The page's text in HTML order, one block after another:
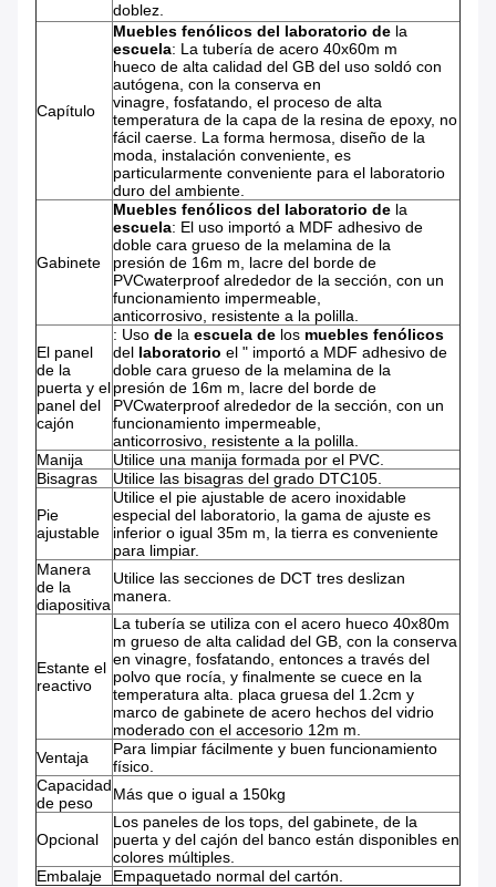
doblez.
Capítulo
Muebles fenólicos del laboratorio de la
escuela: La tubería de acero 40x60m m
hueco de alta calidad del GB del uso soldó con
autógena, con la conserva en
vinagre, fosfatando, el proceso de alta
temperatura de la capa de la resina de epoxy, no
fácil caerse. La forma hermosa, diseño de la
moda, instalación conveniente, es
particularmente conveniente para el laboratorio
duro del ambiente.
Gabinete
Muebles fenólicos del laboratorio de la
escuela: El uso importó a MDF adhesivo de
doble cara grueso de la melamina de la
presión de 16m m, lacre del borde de
PVCwaterproof alrededor de la sección, con un
funcionamiento impermeable,
anticorrosivo, resistente a la polilla.
El panel
de la
puerta y el
panel del
cajón
: Uso de la escuela de los muebles fenólicos
del laboratorio el " importó a MDF adhesivo de
doble cara grueso de la melamina de la
presión de 16m m, lacre del borde de
PVCwaterproof alrededor de la sección, con un
funcionamiento impermeable,
anticorrosivo, resistente a la polilla.
Manija
Utilice una manija formada por el PVC.
Bisagras
Utilice las bisagras del grado DTC105.
Pie
ajustable
Utilice el pie ajustable de acero inoxidable
especial del laboratorio, la gama de ajuste es
inferior o igual 35m m, la tierra es conveniente
para limpiar.
Manera
de la
diapositiva
Utilice las secciones de DCT tres deslizan
manera.
Estante el
reactivo
La tubería se utiliza con el acero hueco 40x80m
m grueso de alta calidad del GB, con la conserva
en vinagre, fosfatando, entonces a través del
polvo que rocía, y finalmente se cuece en la
temperatura alta. placa gruesa del 1.2cm y
marco de gabinete de acero hechos del vidrio
moderado con el accesorio 12m m.
Ventaja
Para limpiar fácilmente y buen funcionamiento
físico.
Capacidad
de peso
Más que o igual a 150kg
Opcional
Los paneles de los tops, del gabinete, de la
puerta y del cajón del banco están disponibles en
colores múltiples.
Embalaje
Empaquetado normal del cartón.